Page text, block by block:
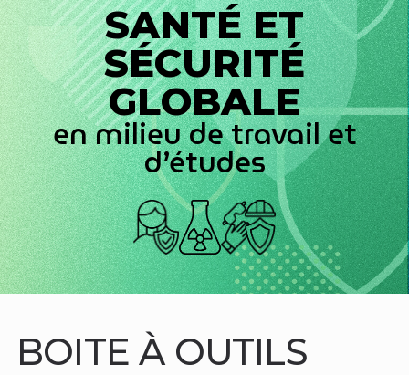
SANTÉ ET
SÉCURITÉ
GLOBALE
en milieu de travail et
d’études
BOITE À OUTILS